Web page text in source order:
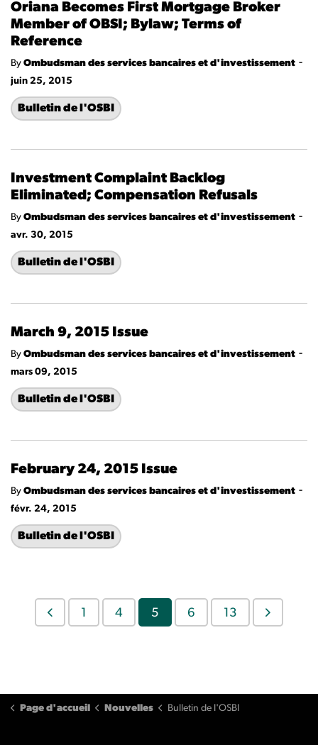
Oriana Becomes First Mortgage Broker
Member of OBSI; Bylaw; Terms of
Reference
By Ombudsman des services bancaires et d'investissement -
juin 25, 2015
Bulletin de l'OSBI
Investment Complaint Backlog
Eliminated; Compensation Refusals
By Ombudsman des services bancaires et d'investissement -
avr. 30, 2015
Bulletin de l'OSBI
March 9, 2015 Issue
By Ombudsman des services bancaires et d'investissement -
mars 09, 2015
Bulletin de l'OSBI
February 24, 2015 Issue
By Ombudsman des services bancaires et d'investissement -
févr. 24, 2015
Bulletin de l'OSBI
1 4 5 6 13
Page d'accueil Nouvelles Bulletin de l'OSBI